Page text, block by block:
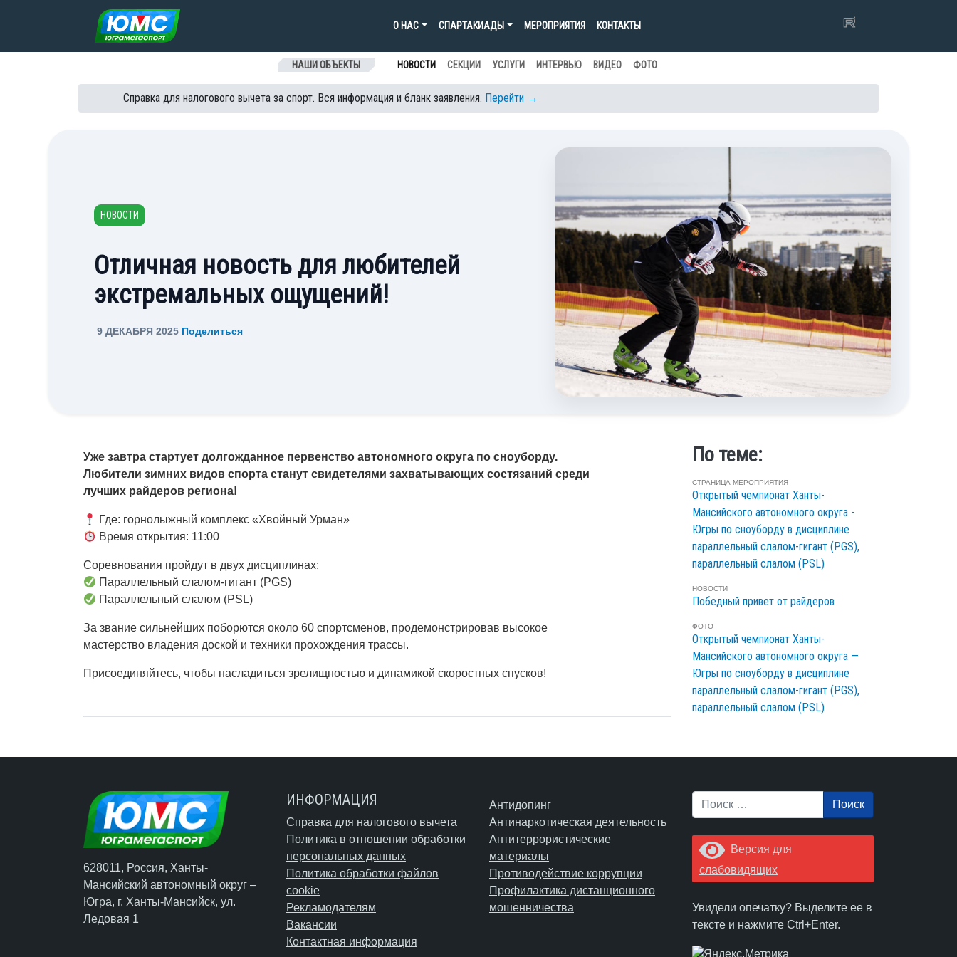
Перейти к содержанию
О НАС СПАРТАКИАДЫ МЕРОПРИЯТИЯ КОНТАКТЫ
НАШИ ОБЪЕКТЫ НОВОСТИ СЕКЦИИ УСЛУГИ ИНТЕРВЬЮ ВИДЕО ФОТО
Справка для налогового вычета за спорт. Вся информация и бланк заявления. Перейти →
НОВОСТИ
Отличная новость для любителей
экстремальных ощущений!
9 ДЕКАБРЯ 2025 Поделиться
Уже завтра стартует долгожданное первенство автономного округа по сноуборду.
Любители зимних видов спорта станут свидетелями захватывающих состязаний среди
лучших райдеров региона!
Где: горнолыжный комплекс «Хвойный Урман»
Время открытия: 11:00
Соревнования пройдут в двух дисциплинах:
Параллельный слалом-гигант (PGS)
Параллельный слалом (PSL)
За звание сильнейших поборются около 60 спортсменов, продемонстрировав высокое
мастерство владения доской и техники прохождения трассы.
Присоединяйтесь, чтобы насладиться зрелищностью и динамикой скоростных спусков!
По теме:
СТРАНИЦА МЕРОПРИЯТИЯ
Открытый чемпионат Ханты-
Мансийского автономного округа -
Югры по сноуборду в дисциплине
параллельный слалом-гигант (PGS),
параллельный слалом (PSL)
НОВОСТИ
Победный привет от райдеров
ФОТО
Открытый чемпионат Ханты-
Мансийского автономного округа —
Югры по сноуборду в дисциплине
параллельный слалом-гигант (PGS),
параллельный слалом (PSL)
628011, Россия, Ханты-
Мансийский автономный округ –
Югра, г. Ханты-Мансийск, ул.
Ледовая 1
ИНФОРМАЦИЯ
Справка для налогового вычета
Политика в отношении обработки
персональных данных
Политика обработки файлов
cookie
Рекламодателям
Вакансии
Контактная информация
Антидопинг
Антинаркотическая деятельность
Антитеррористические
материалы
Противодействие коррупции
Профилактика дистанционного
мошенничества
Поиск
Версия для
слабовидящих
Увидели опечатку? Выделите ее в
тексте и нажмите Ctrl+Enter.